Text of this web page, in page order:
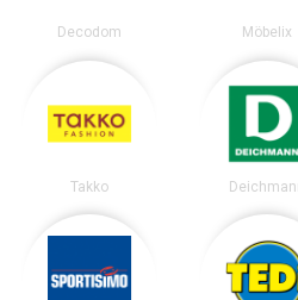
Decodom Möbelix
Takko